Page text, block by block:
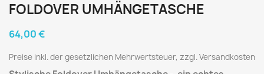
FOLDOVER UMHÄNGETASCHE
64,00 €
Preise inkl. der gesetzlichen Mehrwertsteuer, zzgl. Versandkosten